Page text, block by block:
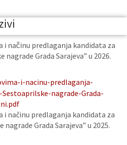
i načinu predlaganja kandidata za
Grada Sarajeva” u 2026.
i-nacinu-predlaganja-
nagrade-Grada-
i načinu predlaganja kandidata za
Grada Sarajeva” u 2025.